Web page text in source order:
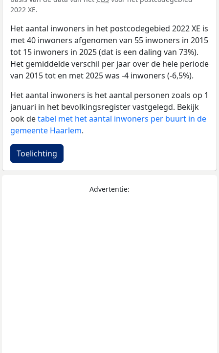
2022 XE.
Het aantal inwoners in het postcodegebied 2022 XE is
met 40 inwoners afgenomen van 55 inwoners in 2015
tot 15 inwoners in 2025 (dat is een daling van 73%).
Het gemiddelde verschil per jaar over de hele periode
van 2015 tot en met 2025 was -4 inwoners (-6,5%).
Het aantal inwoners is het aantal personen zoals op 1
januari in het bevolkingsregister vastgelegd. Bekijk
ook detabel met het aantal inwoners per buurt in de
gemeente Haarlem.
Toelichting
Advertentie: